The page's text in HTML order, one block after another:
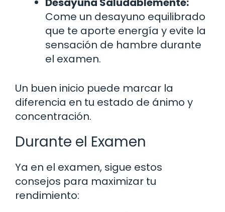
Come un desayuno equilibrado
que te aporte energía y evite la
sensación de hambre durante
el examen.
Un buen inicio puede marcar la
diferencia en tu estado de ánimo y
concentración.
Durante el Examen
Ya en el examen, sigue estos
consejos para maximizar tu
rendimiento: